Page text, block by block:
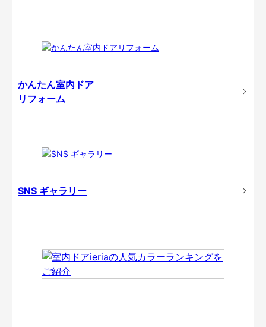
かんたん室内ドア
リフォーム
SNS ギャラリー